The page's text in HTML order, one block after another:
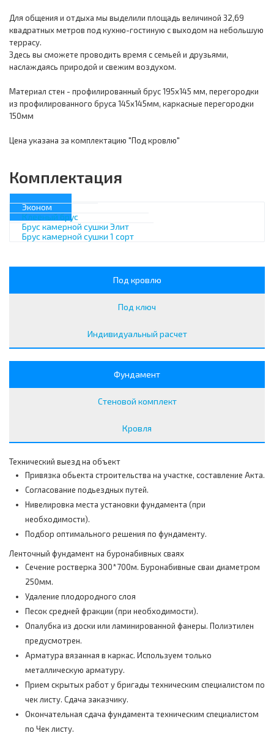
Для общения и отдыха мы выделили площадь величиной 32,69
квадратных метров под кухню-гостиную с выходом на небольшую
террасу.
Здесь вы сможете проводить время с семьей и друзьями,
наслаждаясь природой и свежим воздухом.
Материал стен - профилированный брус 195х145 мм, перегородки
из профилированного бруса 145х145мм, каркасные перегородки
150мм
Цена указана за комплектацию "Под кровлю"
Комплектация
Эконом
Клееный брус
Брус камерной сушки Элит
Брус камерной сушки 1 сорт
Под кровлю
Под ключ
Индивидуальный расчет
Фундамент
Стеновой комплект
Кровля
Технический выезд на объект
Привязка обьекта строительства на участке, составление Акта.
Согласование подьездных путей.
Нивелировка места установки фундамента (при
необходимости).
Подбор оптимального решения по фундаменту.
Ленточный фундамент на буронабивных сваях
Сечение ростверка 300*700м. Буронабивные сваи диаметром
250мм.
Удаление плодородного слоя
Песок средней фракции (при необходимости).
Опалубка из доски или ламинированной фанеры. Полиэтилен
предусмотрен.
Арматура вязанная в каркас. Используем только
металлическую арматуру.
Прием скрытых работ у бригады техническим специалистом по
чек листу. Сдача заказчику.
Окончательная сдача фундамента техническим специалистом
по Чек листу.